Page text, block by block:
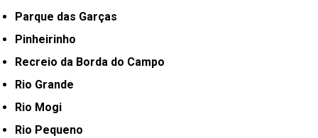
Parque das Garças
Pinheirinho
Recreio da Borda do Campo
Rio Grande
Rio Mogi
Rio Pequeno